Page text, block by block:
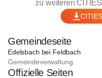
zu weiteren
Gemeindeseite
Edelsbach bei Feldbach
Gemeindeverwaltung
Offizielle Seiten